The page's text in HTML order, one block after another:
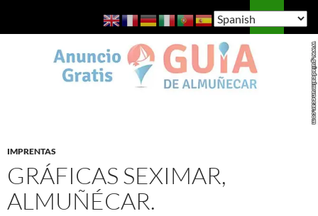
Guía de Almuñécar
MENÚ
IMPRENTAS
GRÁFICAS SEXIMAR,
ALMUÑÉCAR.